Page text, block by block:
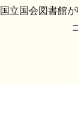
国立国会図書館